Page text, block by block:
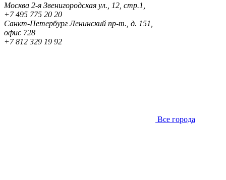
Москва 2-я Звенигородская ул., 12, стр.1,
+7 495 775 20 20
Санкт-ПетербургЛенинский пр-т., д. 151,
офис 728
+7 812 329 19 92
Все города